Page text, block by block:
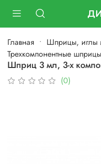
Главная
Шприцы, иглы
Трехкомпонентные шприцы
Шприц 3 мл, 3-х
(0)